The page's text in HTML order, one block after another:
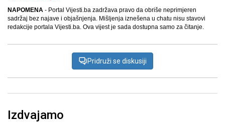
NAPOMENA - Portal Vijesti.ba zadržava pravo da obriše neprimjeren
sadržaj bez najave i objašnjenja. Mišljenja iznešena u chatu nisu stavovi
redakcije portala Vijesti.ba. Ova vijest je sada dostupna samo za čitanje.
Pridruži se diskusiji
Izdvajamo